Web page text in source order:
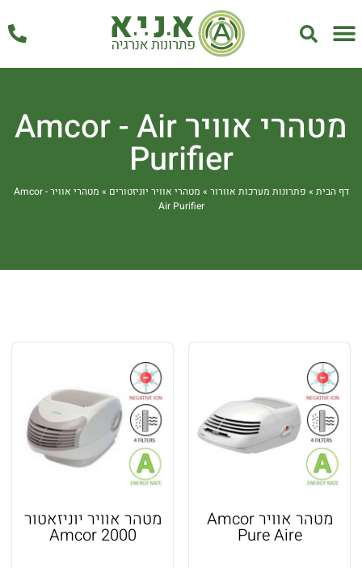
מטהרי אוויר Amcor - Air
Purifier
דף הבית » פתרונות מערכות אוורור » מטהרי אוויר יוניזטורים »
מטהרי אוויר Amcor -
Air Purifier
מטהר אוויר Amcor
Pure Aire
מטהר אוויר יוניזאטור
Amcor 2000